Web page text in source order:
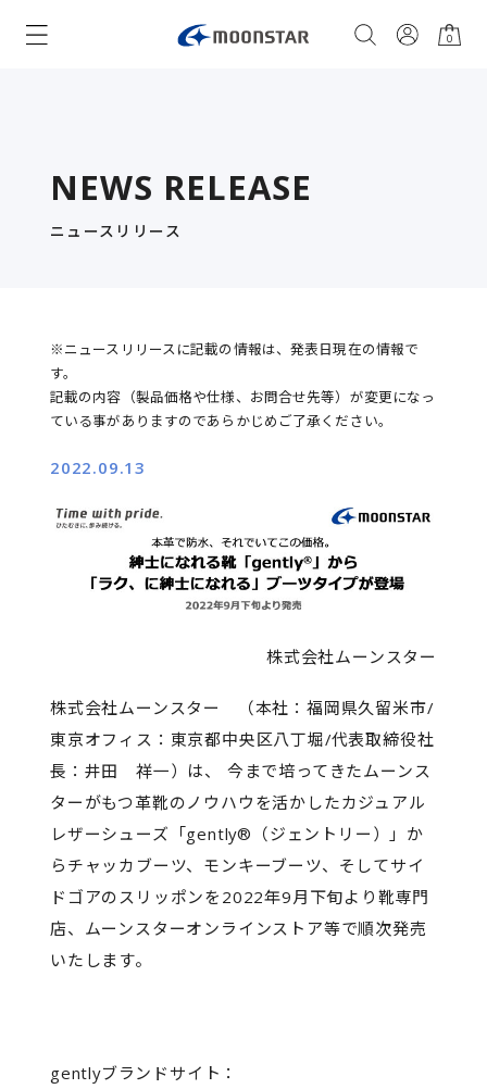
0
NEWS RELEASE
ニュースリリース
※ニュースリリースに記載の情報は、発表日現在の情報で
す。
記載の内容（製品価格や仕様、お問合せ先等）が変更になっ
ている事がありますのであらかじめご了承ください。
2022.09.13
株式会社ムーンスター
株式会社ムーンスター （本社：福岡県久留米市/
東京オフィス：東京都中央区八丁堀/代表取締役社
長：井田 祥一）は、 今まで培ってきたムーンス
ターがもつ革靴のノウハウを活かしたカジュアル
レザーシューズ「gently®（ジェントリー）」か
らチャッカブーツ、モンキーブーツ、そしてサイ
ドゴアのスリッポンを2022年9月下旬より靴専門
店、ムーンスターオンラインストア等で順次発売
いたします。
gentlyブランドサイト：